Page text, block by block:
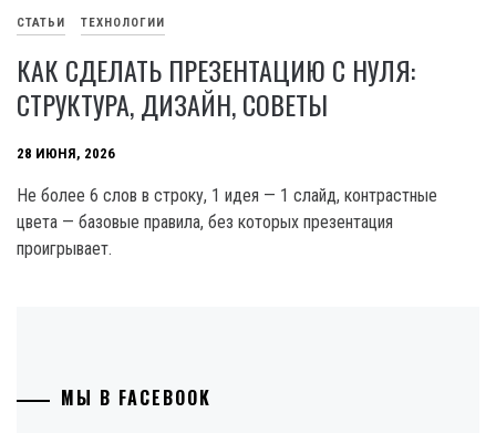
СТАТЬИ ТЕХНОЛОГИИ
КАК СДЕЛАТЬ ПРЕЗЕНТАЦИЮ С НУЛЯ:
СТРУКТУРА, ДИЗАЙН, СОВЕТЫ
28 ИЮНЯ, 2026
Не более 6 слов в строку, 1 идея — 1 слайд, контрастные
цвета — базовые правила, без которых презентация
проигрывает.
МЫ В FACEBOOK